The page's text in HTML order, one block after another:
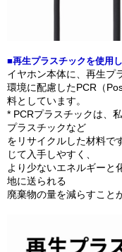
■再生プラスチックを使用
イヤホン本体に、再生プ
環境に配慮したPCR（
料としています。
* PCRプラスチックは、
プラスチックなど
をリサイクルした材料で
じて入手しやすく、
より少ないエネルギーと
地に送られる
廃棄物の量を減らすこと